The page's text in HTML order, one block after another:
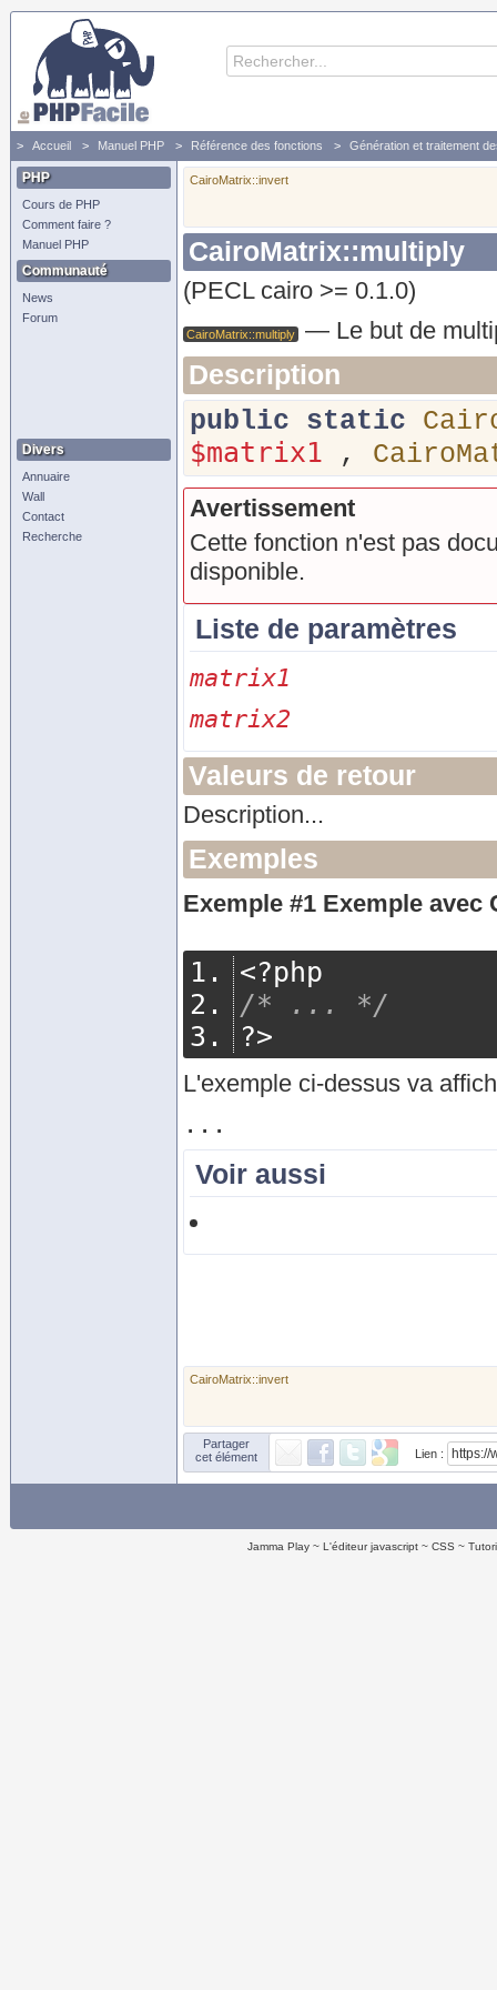
Accueil Manuel PHP Référence des fonctions Génération et traitement
PHP
Cours de PHP
Comment faire ?
Manuel PHP
Communauté
News
Forum
Divers
Annuaire
Wall
Contact
Recherche
CairoMatrix::invert
CairoMatrix::multiply
(PECL cairo >= 0.1.0)
CairoMatrix::multiply — Le but de
Description
public
static
$matrix1 ,
Avertissement
Cette fonction n'est pas
disponible.
Liste de paramètres
matrix1
matrix2
Valeurs de retour
Description...
Exemples
Exemple #1 Exemple avec
<?php
/* ... */
?>
L'exemple ci-dessus va
Voir aussi
CairoMatrix::invert
Partager
cet élément
Lien :
Jamma Play L'éditeur javascript CSS